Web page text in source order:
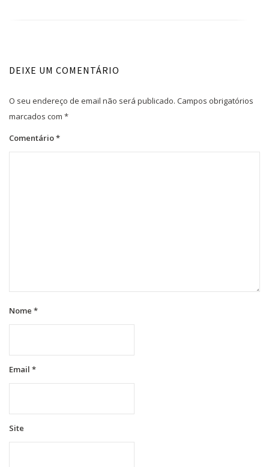
DEIXE UM COMENTÁRIO
O seu endereço de email não será publicado. Campos obrigatórios
marcados com *
Comentário*
Nome *
Email *
Site